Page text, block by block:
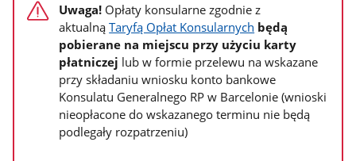
Uwaga! Opłaty konsularne zgodnie z
aktualnąTaryfą Opłat Konsularnych będą
pobierane na miejscu przy użyciu karty
płatniczej lub w formie przelewu na wskazane
przy składaniu wniosku konto bankowe
Konsulatu Generalnego RP w Barcelonie (wnioski
nieopłacone do wskazanego terminu nie będą
podlegały rozpatrzeniu)